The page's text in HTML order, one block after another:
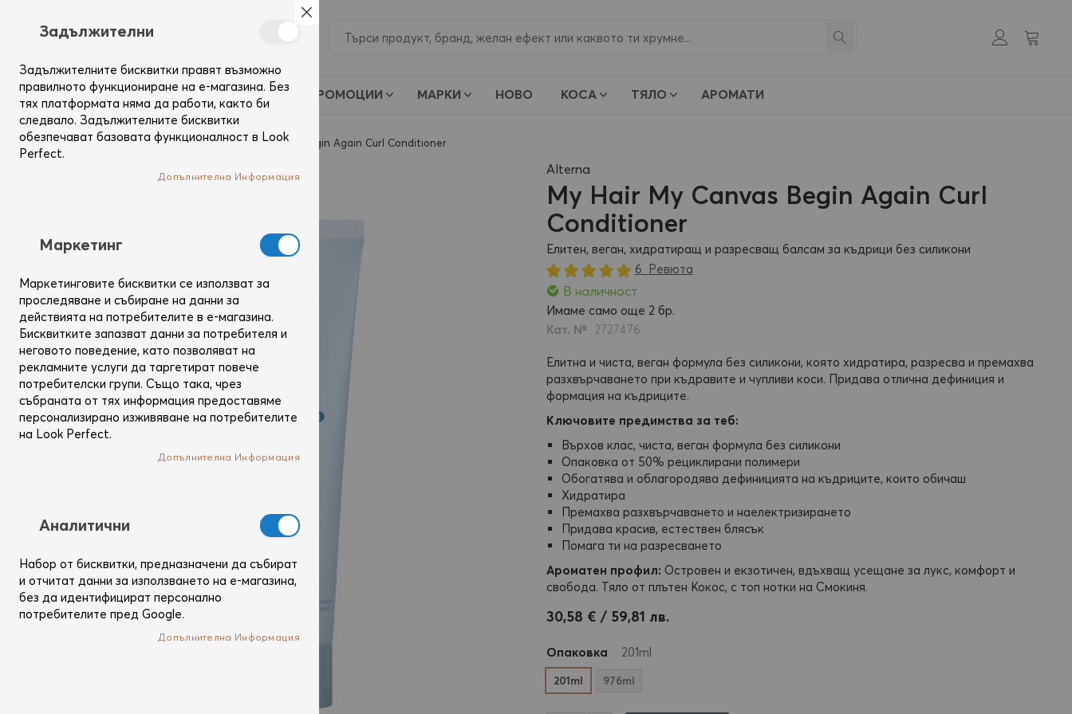
Моята
ПРОМОЦИИ МАРКИ НОВО КОСА ТЯЛО АРОМАТИ
Начало Коса Балсами My Hair My Canvas Begin Again Curl Conditioner
Alterna
My Hair My Canvas Begin Again Curl
Conditioner
Елитен, веган, хидратиращ и разресващ балсам за къдрици без силикони
Рейтинг:
100
% of
6 Ревюта
В наличност
Имаме само още 2 бр.
Кат. № 2727476
Елитна и чиста, веган формула без силикони, която хидратира, разресва и премахва
разхвърчаването при къдравите и чупливи коси. Придава отлична дефиниция и
формация на къдриците.
Ключовите предимства за теб:
Върхов клас, чиста, веган формула без силикони
Опаковка от 50% рециклирани полимери
Обогатява и облагородява дефиницията на къдриците, които обичаш
Хидратира
Премахва разхвърчаването и наелектризирането
Придава красив, естествен блясък
Помага ти на разресването
Ароматен профил: Островен и екзотичен, вдъхващ усещане за лукс, комфорт и
свобода. Тяло от плътен Кокос, с топ нотки на Смокиня.
30,58 € / 59,81 лв.
Опаковка 201ml
201ml 976ml
галерията
на
Задължителни
Задължителните бисквитки правят възможно
правилното функциониране на е-магазина. Без
тях платформата няма да работи, както би
следвало. Задължителните бисквитки
обезпечават базовата функционалност в Look
Perfect.
Допълнителна Информация
Mаркетинг
Маркетинговите бисквитки се използват за
проследяване и събиране на данни за
действията на потребителите в е-магазина.
Бисквитките запазват данни за потребителя и
неговото поведение, като позволяват на
рекламните услуги да таргетират повече
потребителски групи. Също така, чрез
събраната от тях информация предоставяме
персонализирано изживяване на потребителите
на Look Perfect.
Допълнителна Информация
Аналитични
Набор от бисквитки, предназначени да събират
и отчитат данни за използването на е-магазина,
без да идентифицират персонално
потребителите пред Google.
Допълнителна Информация